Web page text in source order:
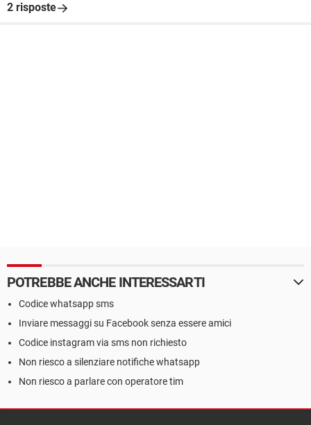
2 risposte
POTREBBE ANCHE INTERESSARTI
Codice whatsapp sms
Inviare messaggi su Facebook senza essere amici
Codice instagram via sms non richiesto
Non riesco a silenziare notifiche whatsapp
Non riesco a parlare con operatore tim